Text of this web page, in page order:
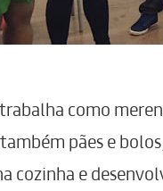
como
pães e
cozinha e